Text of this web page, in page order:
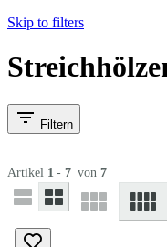
Skip to filters
Filtern
Artikel 1 - 7 von 7